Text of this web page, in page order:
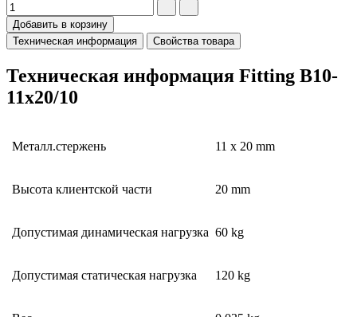
Добавить в корзину
Техническая информация
Свойства товара
Техническая информация Fitting B10-
11x20/10
Металл.стержень 11 x 20 mm
Высота клиентской части 20 mm
Допустимая динамическая нагрузка 60 kg
Допустимая статическая нагрузка 120 kg